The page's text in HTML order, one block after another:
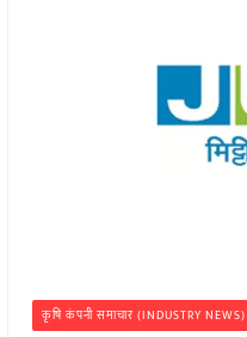
कृषि कंपनी समाचार (INDUSTRY NEWS)